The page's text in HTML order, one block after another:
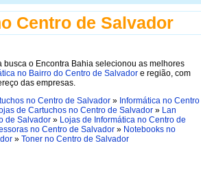
Centro de Salvador
busca o Encontra Bahia selecionou as melhores
no Bairro do Centro de Salvador e região, com
das empresas.
no Centro de Salvador » Informática no Centro
de Cartuchos no Centro de Salvador » Lan
de Salvador » Lojas de Informática no Centro de
no Centro de Salvador » Notebooks no
» Toner no Centro de Salvador